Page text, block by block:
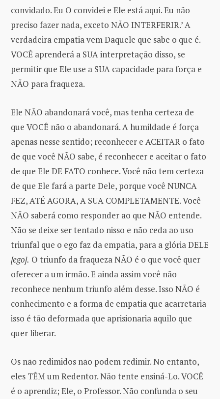
convidado. Eu O convidei e Ele está aqui. Eu não
preciso fazer nada, exceto NÃO INTERFERIR.’ A
verdadeira empatia vem Daquele que sabe o que é.
VOCÊ aprenderá a SUA interpretação disso, se
permitir que Ele use a SUA capacidade para força e
NÃO para fraqueza.
Ele NÃO abandonará você, mas tenha certeza de
que VOCÊ não o abandonará. A humildade é força
apenas nesse sentido; reconhecer e ACEITAR o fato
de que você NÃO sabe, é reconhecer e aceitar o fato
de que Ele DE FATO conhece. Você não tem certeza
de que Ele fará a parte Dele, porque você NUNCA
FEZ, ATÉ AGORA, A SUA COMPLETAMENTE. Você
NÃO saberá como responder ao que NÃO entende.
Não se deixe ser tentado nisso e não ceda ao uso
triunfal que o ego faz da empatia, para a glória DELE
[ego]. O triunfo da fraqueza NÃO é o que você quer
oferecer a um irmão. E ainda assim você não
reconhece nenhum triunfo além desse. Isso NÃO é
conhecimento e a forma de empatia que acarretaria
isso é tão deformada que aprisionaria aquilo que
quer liberar.
Os não redimidos não podem redimir. No entanto,
eles TÊM um Redentor. Não tente ensiná-Lo. VOCÊ
é o aprendiz; Ele, o Professor. Não confunda o seu